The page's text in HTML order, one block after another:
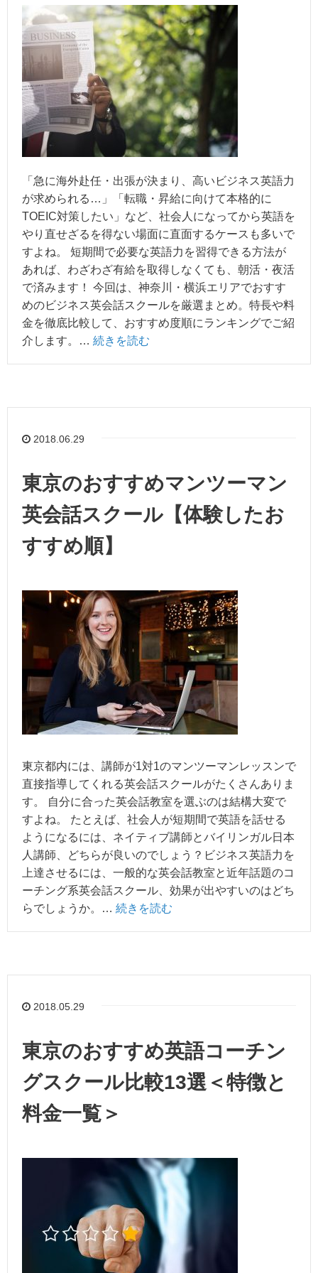
「急に海外赴任・出張が決まり、高いビジネス英語力
が求められる…」「転職・昇給に向けて本格的に
TOEIC対策したい」など、社会人になってから英語を
やり直せざるを得ない場面に直面するケースも多いで
すよね。 短期間で必要な英語力を習得できる方法が
あれば、わざわざ有給を取得しなくても、朝活・夜活
で済みます！ 今回は、神奈川・横浜エリアでおすす
めのビジネス英会話スクールを厳選まとめ。特長や料
金を徹底比較して、おすすめ度順にランキングでご紹
介します。… 続きを読む
2018.06.29
東京のおすすめマンツーマン
英会話スクール【体験したお
すすめ順】
東京都内には、講師が1対1のマンツーマンレッスンで
直接指導してくれる英会話スクールがたくさんありま
す。 自分に合った英会話教室を選ぶのは結構大変で
すよね。 たとえば、社会人が短期間で英語を話せる
ようになるには、ネイティブ講師とバイリンガル日本
人講師、どちらが良いのでしょう？ビジネス英語力を
上達させるには、一般的な英会話教室と近年話題のコ
ーチング系英会話スクール、効果が出やすいのはどち
らでしょうか。… 続きを読む
2018.05.29
東京のおすすめ英語コーチン
グスクール比較13選＜特徴と
料金一覧＞